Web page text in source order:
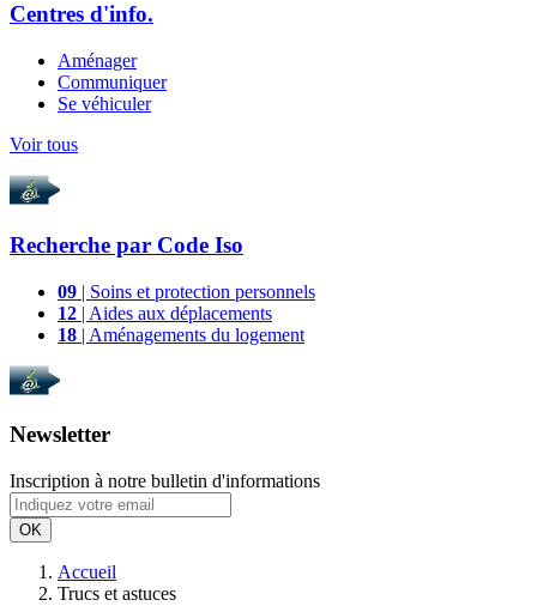
Centres d'info.
Aménager
Communiquer
Se véhiculer
Voir tous
Recherche par Code Iso
09 | Soins et protection personnels
12 | Aides aux déplacements
18 | Aménagements du logement
Newsletter
Inscription à notre bulletin d'informations
OK
Accueil
Trucs et astuces